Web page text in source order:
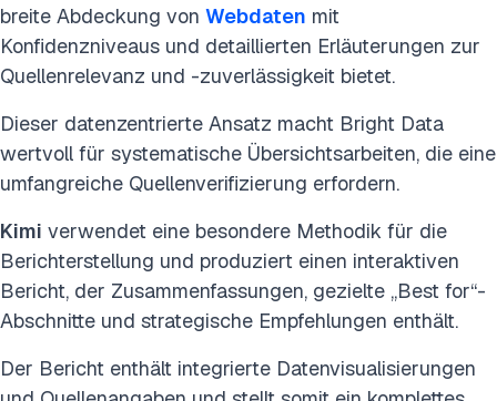
breite Abdeckung von Webdaten mit
Konfidenzniveaus und detaillierten Erläuterungen zur
Quellenrelevanz und -zuverlässigkeit bietet.
Dieser datenzentrierte Ansatz macht Bright Data
wertvoll für systematische Übersichtsarbeiten, die eine
umfangreiche Quellenverifizierung erfordern.
Kimi verwendet eine besondere Methodik für die
Berichterstellung und produziert einen interaktiven
Bericht, der Zusammenfassungen, gezielte „Best for“-
Abschnitte und strategische Empfehlungen enthält.
Der Bericht enthält integrierte Datenvisualisierungen